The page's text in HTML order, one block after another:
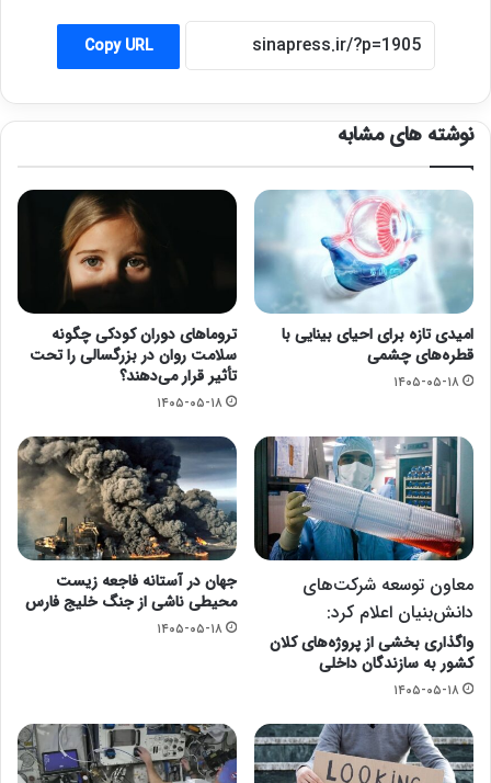
Copy URL
نوشته های مشابه
امیدی تازه برای احیای بینایی با
قطره‌های چشمی
۱۴۰۵-۰۵-۱۸
تروماهای دوران کودکی چگونه
سلامت روان در بزرگسالی را تحت
تأثیر قرار می‌دهند؟
۱۴۰۵-۰۵-۱۸
معاون توسعه شرکت‌های
دانش‌بنیان اعلام کرد:
واگذاری بخشی از پروژه‌های کلان
کشور به سازندگان داخلی
۱۴۰۵-۰۵-۱۸
جهان در آستانه فاجعه زیست
محیطی ناشی از جنگ خلیج فارس
۱۴۰۵-۰۵-۱۸